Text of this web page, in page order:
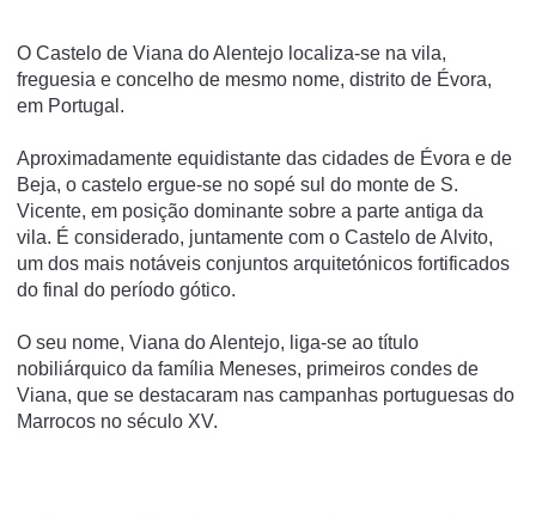
O Castelo de Viana do Alentejo localiza-se na vila,
freguesia e concelho de mesmo nome, distrito de Évora,
em Portugal.
Aproximadamente equidistante das cidades de Évora e de
Beja, o castelo ergue-se no sopé sul do monte de S.
Vicente, em posição dominante sobre a parte antiga da
vila. É considerado, juntamente com o Castelo de Alvito,
um dos mais notáveis conjuntos arquitetónicos fortificados
do final do perí­odo gótico.
O seu nome, Viana do Alentejo, liga-se ao tí­tulo
nobiliárquico da famí­lia Meneses, primeiros condes de
Viana, que se destacaram nas campanhas portuguesas do
Marrocos no século XV.